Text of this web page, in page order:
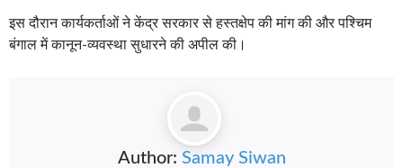
इस दौरान कार्यकर्ताओं ने केंद्र सरकार से हस्तक्षेप की मांग की और पश्चिम
बंगाल में कानून-व्यवस्था सुधारने की अपील की।
Author: Samay Siwan